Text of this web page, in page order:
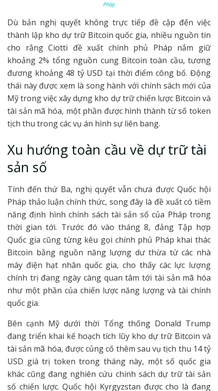
Pháp
Dù bản nghị quyết không trực tiếp đề cập đến việc
thành lập kho dự trữ Bitcoin quốc gia, nhiều nguồn tin
cho rằng Ciotti đề xuất chính phủ Pháp nắm giữ
khoảng 2% tổng nguồn cung Bitcoin toàn cầu, tương
đương khoảng 48 tỷ USD tại thời điểm công bố. Động
thái này được xem là song hành với chính sách mới của
Mỹ trong việc xây dựng kho dự trữ chiến lược Bitcoin và
tài sản mã hóa, một phần được hình thành từ số token
tịch thu trong các vụ án hình sự liên bang.
Xu hướng toàn cầu về dự trữ tài
sản số
Tính đến thứ Ba, nghị quyết vẫn chưa được Quốc hội
Pháp thảo luận chính thức, song đây là đề xuất có tiềm
năng định hình chính sách tài sản số của Pháp trong
thời gian tới. Trước đó vào tháng 8, đảng Tập hợp
Quốc gia cũng từng kêu gọi chính phủ Pháp khai thác
Bitcoin bằng nguồn năng lượng dư thừa từ các nhà
máy điện hạt nhân quốc gia, cho thấy các lực lượng
chính trị đang ngày càng quan tâm tới tài sản mã hóa
như một phần của chiến lược năng lượng và tài chính
quốc gia.
Bên cạnh Mỹ dưới thời Tổng thống Donald Trump
đang triển khai kế hoạch tích lũy kho dự trữ Bitcoin và
tài sản mã hóa, được củng cố thêm sau vụ tịch thu 14 tỷ
USD giá trị token trong tháng này, một số quốc gia
khác cũng đang nghiên cứu chính sách dự trữ tài sản
số chiến lược. Quốc hội Kyrgyzstan được cho là đang